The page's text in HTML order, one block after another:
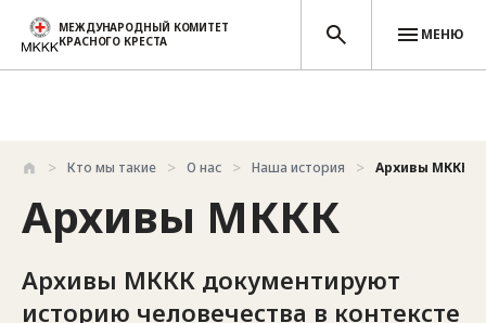
Перейти к основному содержанию
МЕЖДУНАРОДНЫЙ КОМИТЕТ
КРАСНОГО КРЕСТА
МЕНЮ
Кто мы такие О нас Наша история Архивы МККК
Архивы МККК
Архивы МККК документируют
историю человечества в контексте